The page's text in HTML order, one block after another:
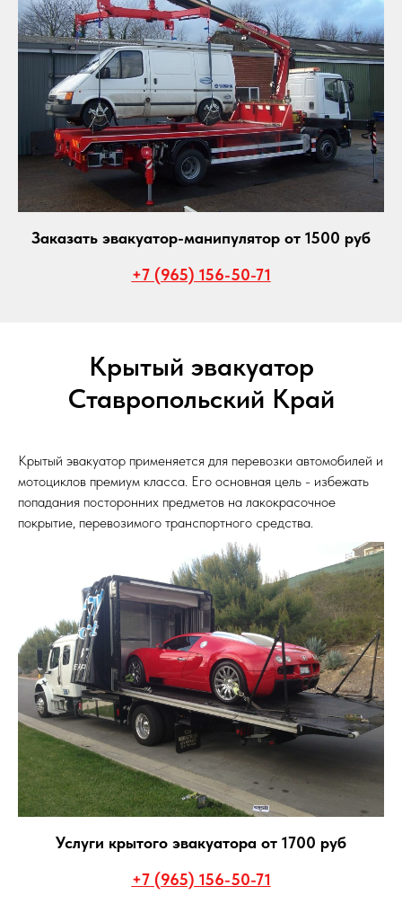
Заказать эвакуатор-манипулятор от 1500 руб
+7 (965) 156-50-71
Крытый эвакуатор
Ставропольский Край
Крытый эвакуатор применяется для перевозки автомобилей и
мотоциклов премиум класса. Его основная цель - избежать
попадания посторонних предметов на лакокрасочное
покрытие, перевозимого транспортного средства.
Услуги крытого эвакуатора от 1700 руб
+7 (965) 156-50-71